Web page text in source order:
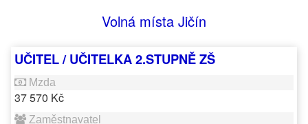
Volná místa Jičín
UČITEL / UČITELKA 2.STUPNĚ ZŠ
37 570 Kč